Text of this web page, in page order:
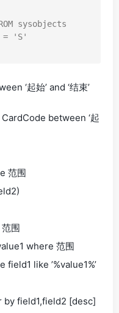
= 'S'
‘起始’ and ‘结束’
between ‘起
范围
围
where 范围
like ’%value1%’
by field1,field2 [desc]